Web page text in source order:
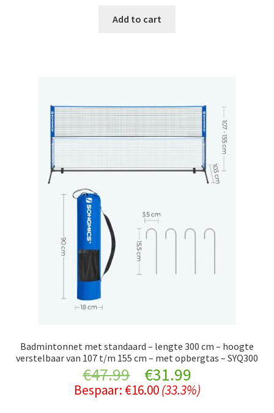
was:
Add to cart
Badmintonnet met standaard – lengte 300 cm – hoogte
verstelbaar van 107 t/m 155 cm – met opbergtas – SYQ300
€47.99
Original
price
€31.99Current
price
Bespaar: €16.00 (33.3%)